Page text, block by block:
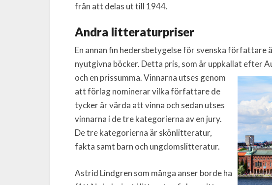
från att delas ut till 1944.
Andra litteraturpriser
En annan fin hedersbetygelse för svenska författare
nyutgivna böcker. Detta pris, som är uppkallat efter
och en prissumma. Vinnarna utses genom
att förlag nominerar vilka författare de
tycker är värda att vinna och sedan utses
vinnarna i de tre kategorierna av en jury.
De tre kategorierna är skönlitteratur,
fakta samt barn och ungdomslitteratur.
Astrid Lindgren som många anser borde ha